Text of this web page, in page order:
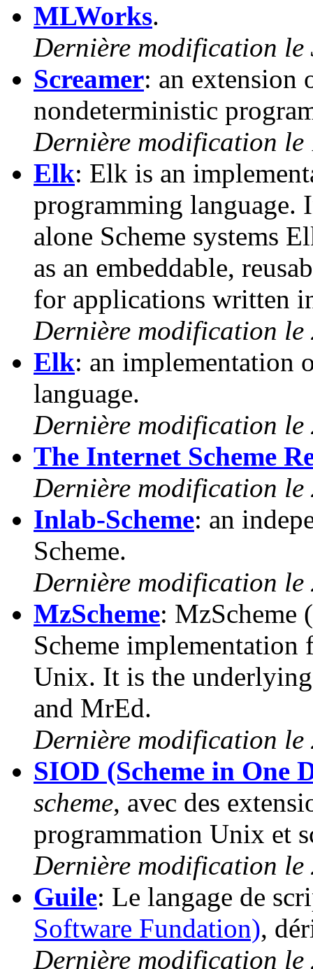
MLWorks.
Dernière modification le
Screamer: an
nondeterministic
Dernière modification le
Elk: Elk is an
programming language.
alone Scheme systems
as an embeddable,
for applications written
Dernière modification le
Elk: an implementation
language.
Dernière modification le
The Internet Scheme
Dernière modification le
Inlab-Scheme: an
Scheme.
Dernière modification
MzScheme: MzScheme
Scheme
Unix. It is the
and MrEd.
Dernière modification
SIOD (Scheme in One
scheme, avec des
programmation Unix et
Dernière modification le
Guile: Le langage de
Software Fundation),
Dernière modification le